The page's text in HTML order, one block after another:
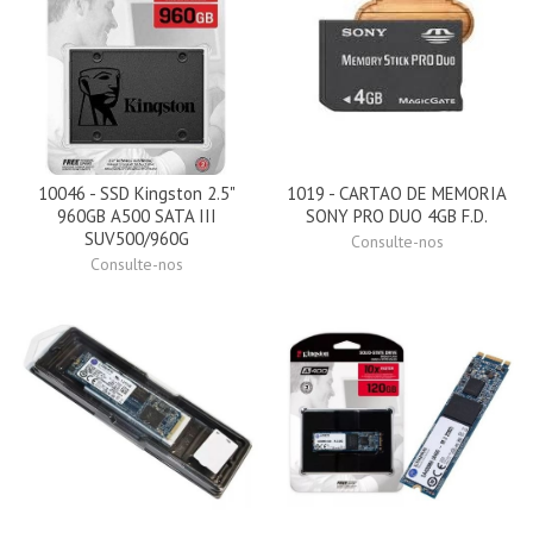
10046 - SSD Kingston 2.5"
960GB A500 SATA III
SUV500/960G
Consulte-nos
1019 - CARTAO DE MEMORIA
SONY PRO DUO 4GB F.D.
Consulte-nos